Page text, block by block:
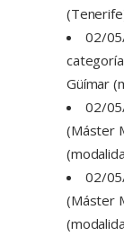
02/
Güímar
02/
(Máster
02/
(Máster